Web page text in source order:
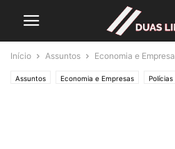
Início Assuntos Economia e
Assuntos Economia e Empresas